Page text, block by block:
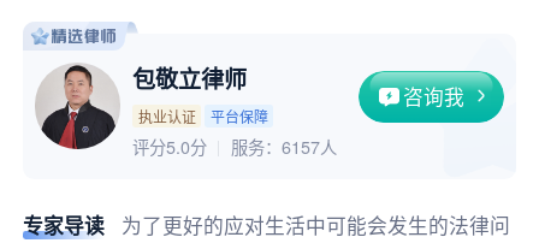
包敬立律师
执业认证 平台保障
咨询我
评分5.0分 服务： 6157人
专家导读
为了更好的应对生活中可能会发生的法律问